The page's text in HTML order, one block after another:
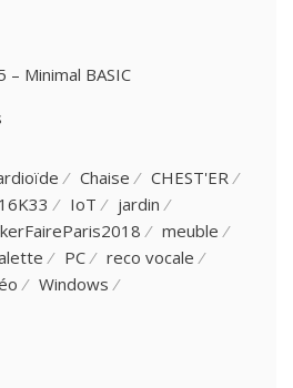
– Minimal BASIC
Chaise
CHEST'ER
IoT
jardin
meuble
PC
reco vocale
Windows